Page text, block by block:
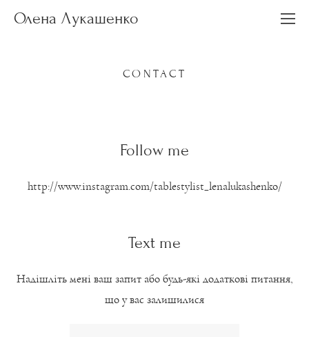
Олена Лукашенко
CONTACT
Follow me
http://www.instagram.com/tablestylist_lenalukashenko/
Text me
Надішліть мені ваш запит або будь-які додаткові питання,
що у вас залишилися